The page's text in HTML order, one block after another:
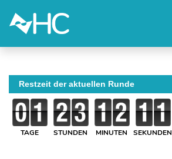
Restzeit der aktuellen Runde
TAGE STUNDEN MINUTEN SEKUNDEN